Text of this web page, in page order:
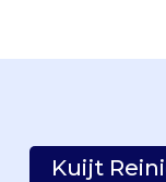
Kuijt